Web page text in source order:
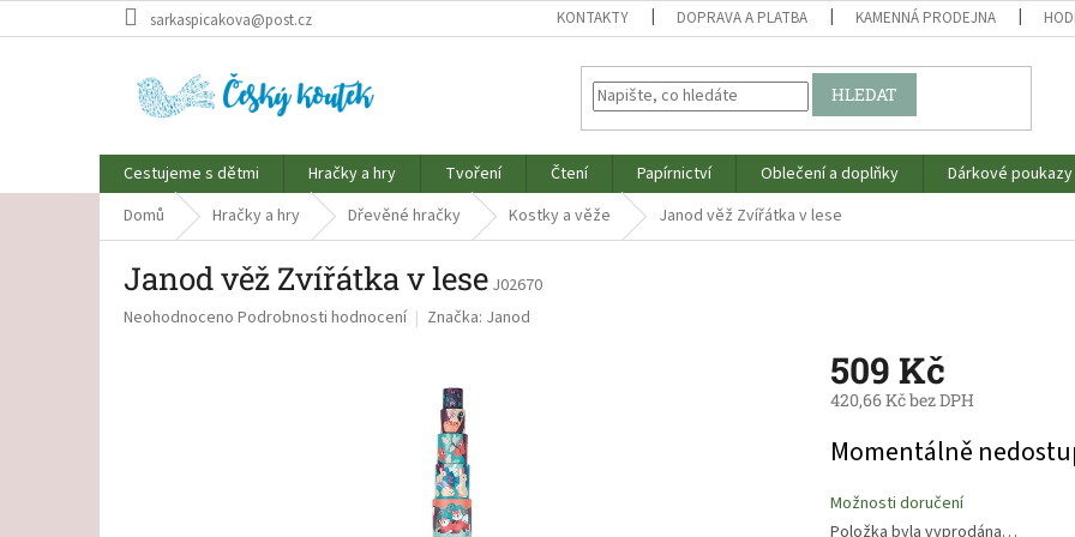
na
sarkaspicakova@post.cz KONTAKTY DOPRAVA A PLATBA KAMENNÁ PRODEJNA
HLEDAT
Cestujeme s dětmi Hračky a hry Tvoření Čtení Papírnictví Oblečení a doplňky Dárkové poukazy
Domů
Hračky a hry Dřevěné hračky Kostky a věže Janod věž Zvířátka v lese
Janod věž Zvířátka v lese J02670
Průměrné
Neohodnoceno Podrobnosti hodnocení Značka: Janod
509 Kč
420,66 Kč bez DPH
cena:
Momentálně
Možnosti doručení